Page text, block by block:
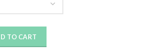
TO CART